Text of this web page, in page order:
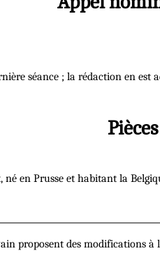
séance ; la rédaction en est
né en Prusse et habitant la
proposent des modifications à